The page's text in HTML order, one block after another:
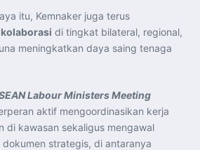
itu, Kemnaker juga terus
di tingkat bilateral, regional,
meningkatkan daya saing tenaga
Labour Ministers Meeting
aktif mengoordinasikan kerja
di kawasan sekaligus mengawal
strategis, di antaranya